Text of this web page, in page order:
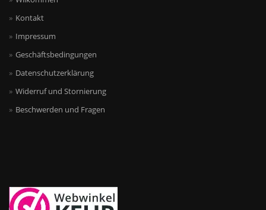
Kontakt
Impressum
Geschäftsbedingungen
Datenschutzerklärung
Widerruf und Stornierung
Beschwerden und Fragen